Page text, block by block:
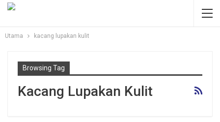
Utama kacang lupakan kulit
Browsing Tag
Kacang Lupakan Kulit